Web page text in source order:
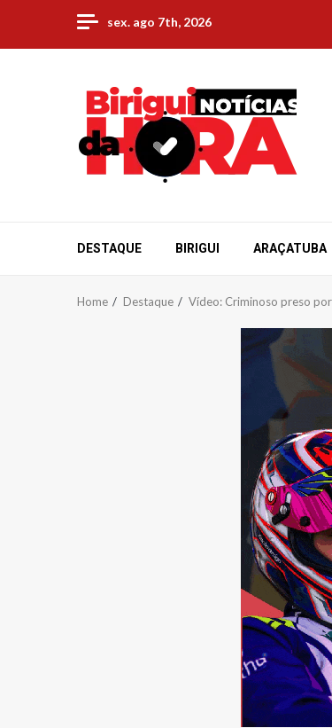
content
sex. ago 7th, 2026
DESTAQUE BIRIGUI ARAÇATUBA
Home Destaque Vídeo: Criminoso preso